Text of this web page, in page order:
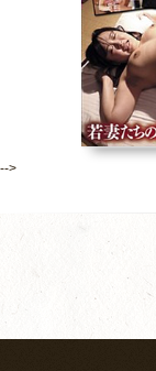
-->